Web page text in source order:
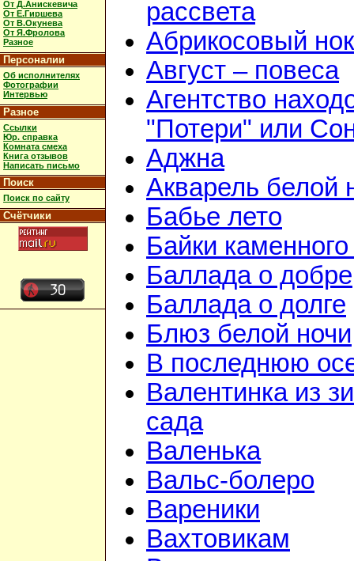
От Д.Анискевича
От Е.Гиршева
От В.Окунева
От Я.Фролова
Разное
Персоналии
Об исполнителях
Фотографии
Интервью
Разное
Ссылки
Юр. справка
Комната смеха
Книга отзывов
Написать письмо
Поиск
Поиск по сайту
Счётчики
рассвета
Абрикосовый
Август – повеса
Агентство
"Потери" или
Аджна
Акварель белой
Бабье лето
Байки
Баллада о добре
Баллада о долге
Блюз белой ночи
В последнюю
Валентинка из
сада
Валенька
Вальс-болеро
Вареники
Вахтовикам